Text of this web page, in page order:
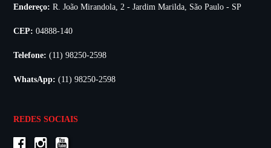
Endereço: R. João Mirandola, 2 - Jardim Marilda, São Paulo - SP
CEP: 04888-140
Telefone: (11) 98250-2598
WhatsApp: (11) 98250-2598
REDES SOCIAIS